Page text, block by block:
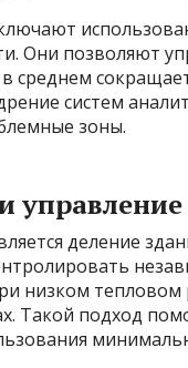
Они позволяют
среднем
систем
зоны.
деление
низком
Такой подход